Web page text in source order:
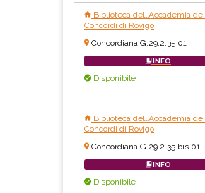
Biblioteca dell'Accademia dei
Concordi di Rovigo
Concordiana G.29.2.35 01
INFO
Disponibile
Biblioteca dell'Accademia dei
Concordi di Rovigo
Concordiana G.29.2.35.bis 01
INFO
Disponibile